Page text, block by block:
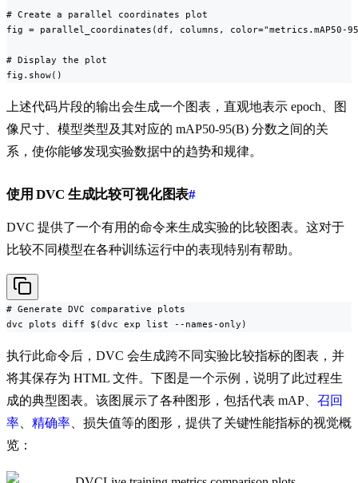
# Create a parallel coordinates plot
fig = parallel_coordinates(df, columns, color="metrics.mAP50-
# Display the plot
fig.show()
上述代码片段的输出会生成一个图表，直观地表示 epoch、图
像尺寸、模型类型及其对应的 mAP50-95(B) 分数之间的关
系，使你能够发现实验数据中的趋势和规律。
使用 DVC 生成比较可视化图表#
DVC 提供了一个有用的命令来生成实验的比较图表。这对于
比较不同模型在各种训练运行中的表现特别有帮助。
# Generate DVC comparative plots
dvc plots diff $(dvc exp list --names-only)
执行此命令后，DVC 会生成跨不同实验比较指标的图表，并
将其保存为 HTML 文件。下图是一个示例，说明了此过程生
成的典型图表。该图展示了各种图形，包括代表 mAP、 召回
率
精确率 、损失值等的图形，提供了关键性能指标的视觉概
览：